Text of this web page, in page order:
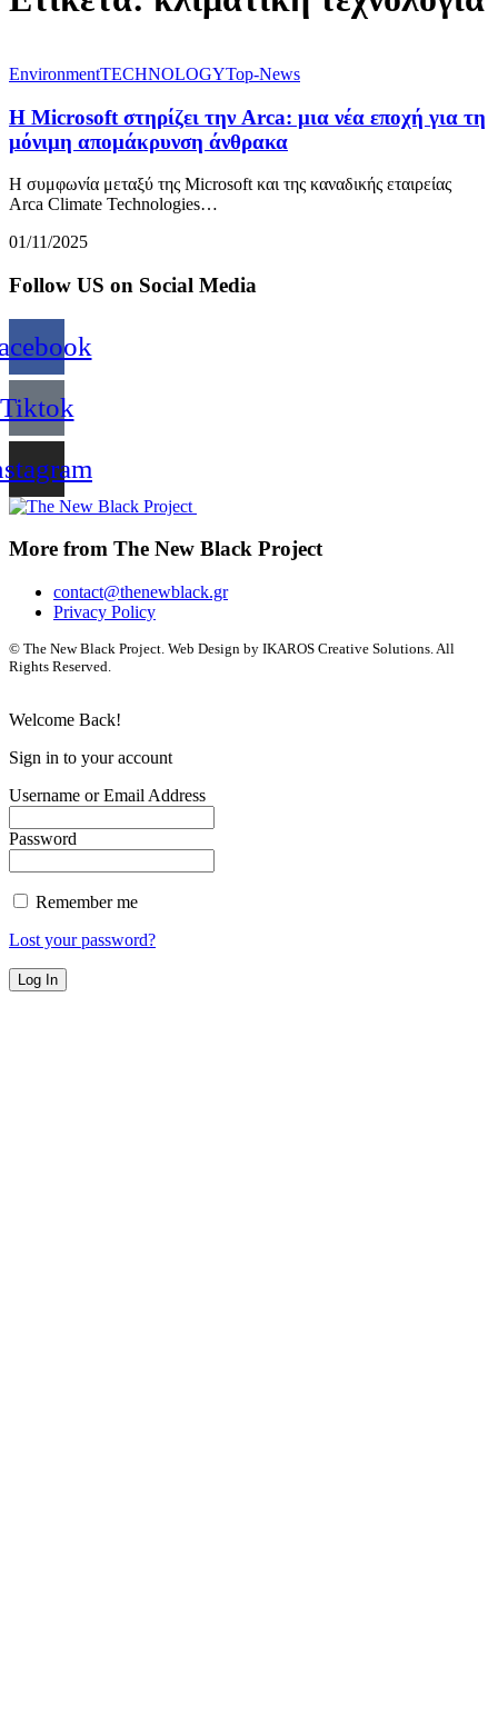
EnvironmentTECHNOLOGYTop-News
Η Microsoft στηρίζει την Arca: μια νέα εποχή για τη
μόνιμη απομάκρυνση άνθρακα
Η συμφωνία μεταξύ της Microsoft και της καναδικής εταιρείας
Arca Climate Technologies…
01/11/2025
Follow US on Social Media
Tiktok
More from The New Black Project
contact@thenewblack.gr
Privacy Policy
© The New Black Project. Web Design by IKAROS Creative Solutions. All
Rights Reserved.
Welcome Back!
Sign in to your account
Username or Email Address
Password
Remember me
Lost your password?